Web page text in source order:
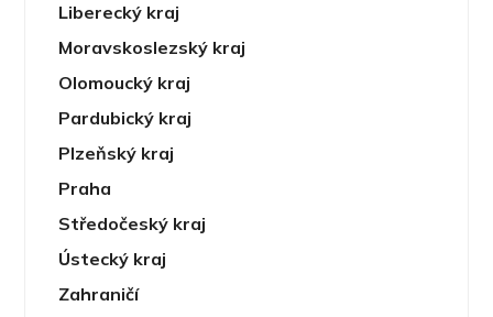
Liberecký kraj
Moravskoslezský kraj
Olomoucký kraj
Pardubický kraj
Plzeňský kraj
Praha
Středočeský kraj
Ústecký kraj
Zahraničí